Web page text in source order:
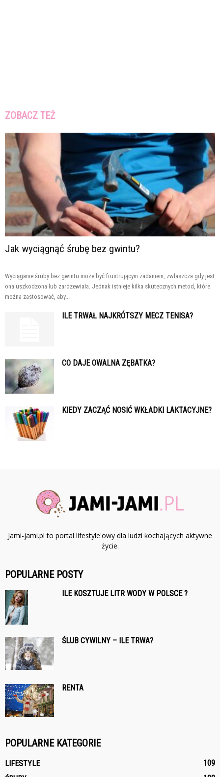
ZOBACZ TEŻ
Jak wyciągnąć śrubę bez gwintu?
Wyciąganie śruby bez gwintu może być frustrującym zadaniem, zwłaszcza gdy jest
ona uszkodzona lub zardzewiała. Jednak istnieje kilka skutecznych metod, które
można zastosować, aby...
ILE TRWAŁ NAJKRÓTSZY MECZ TENISA?
CO DAJE OWALNA ZĘBATKA?
KIEDY ZACZĄĆ NOSIĆ WKŁADKI LAKTACYJNE?
Jami-jami.pl to portal lifestyle'owy dla ludzi kochających aktywne
życie.
POPULARNE POSTY
ILE KOSZTUJE LITR WODY W POLSCE ?
ŚLUB CYWILNY – ILE TRWA?
RENTA
POPULARNE KATEGORIE
LIFESTYLE
109